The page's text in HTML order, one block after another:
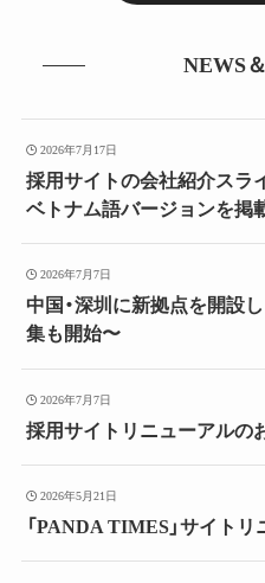
NEWS
2026年7月17日
採用サイトの会社紹介スラ
ベトナム語バージョンを掲
2026年7月7日
中国・深圳に新拠点を開設
集も開始〜
2026年7月7日
採用サイトリニューアルの
2026年5月21日
「PANDA TIMES」サイト